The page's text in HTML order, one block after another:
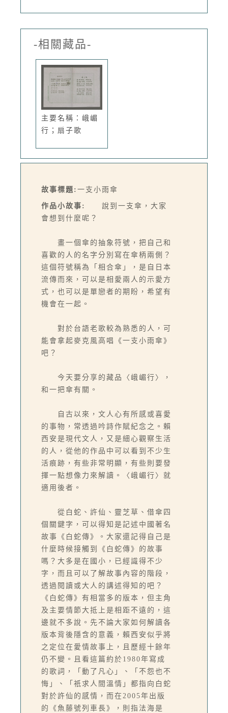
-相關藏品-
主要名稱：峨嵋
行；扇子歌
故事標題: 一支小雨傘
作品小故事:
說到一支傘，大家
會想到什麼呢？
畫一個傘的抽象符號，把自己和
喜歡的人的名字分別寫在傘柄兩側？
這個符號稱為「相合傘」，是自日本
流傳而來，可以是相愛兩人的示愛方
式，也可以是單戀者的期盼，希望有
機會在一起。
對於台語老歌較為熟悉的人，可
能會拿起麥克風高唱《一支小雨傘》
吧？
今天要分享的藏品〈峨嵋行〉，
和一把傘有關。
自古以來，文人心有所感或喜愛
的事物，常透過吟詩作賦紀念之。賴
西安是現代文人，又是細心觀察生活
的人，從他的作品中可以看到不少生
活痕跡，有些非常明顯，有些則要發
揮一點想像力來解讀。〈峨嵋行〉就
適用後者。
從白蛇、許仙、靈芝草、借傘四
個關鍵字，可以得知是記述中國著名
故事《白蛇傳》。大家還記得自己是
什麼時候接觸到《白蛇傳》的故事
嗎？大多是在國小，已經識得不少
字，而且可以了解故事內容的階段，
透過閱讀或大人的講述得知的吧？
《白蛇傳》有相當多的版本，但主角
及主要情節大抵上是相距不遠的，這
邊就不多說。先不論大家如何解讀各
版本背後隱含的意義，賴西安似乎將
之定位在愛情故事上，且歷經十餘年
仍不變。且看這篇約於1980年寫成
的歌詞，「動了凡心」、「不怨也不
悔」、「祇求人間溫情」都指向白蛇
對於許仙的感情，而在2005年出版
的《魚藤號列車長》，則指法海是